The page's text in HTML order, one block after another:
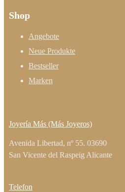
Shop
Angebote
Neue Produkte
Bestseller
Marken
Joyería Más (Más Joyeros)
Avenida Libertad, nº 55. 03690
San Vicente del Raspeig Alicante
Telefon